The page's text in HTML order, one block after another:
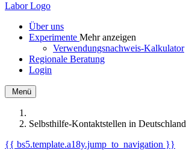
Über uns
Experimente Mehr anzeigen
Verwendungsnachweis-Kalkulator
Regionale Beratung
Login
Menü
Selbsthilfe-Kontaktstellen in Deutschland
{{ bs5.template.a18y.jump_to_navigation }}